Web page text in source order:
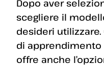
Dopo aver
scegliere il
desideri
di apprendimento
offre anche